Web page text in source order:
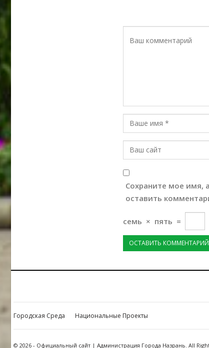
Сохраните мое имя,
оставить
семь × пять =
Городская Среда Национальные Проекты
© 2026 - Официальный сайт | Администрация Города Назрань. All